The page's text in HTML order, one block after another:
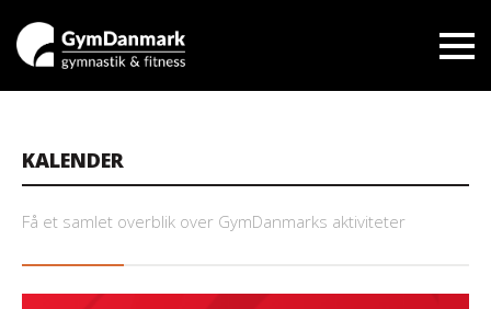
KALENDER
Få et samlet overblik over GymDanmarks aktiviteter